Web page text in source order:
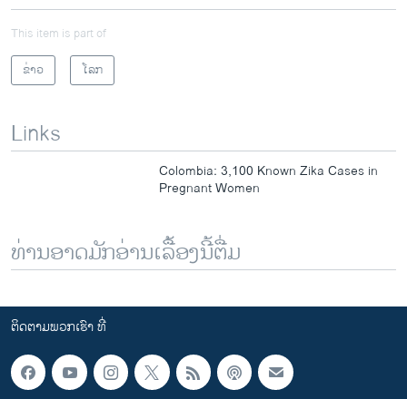
This item is part of
ຂ່າວ
ໂລກ
Links
Colombia: 3,100 Known Zika Cases in
Pregnant Women
ທ່ານອາດມັກອ່ານເລື້ອງນີ້ຕື່ມ
ຕິດຕາມພວກເຮົາ ທີ່